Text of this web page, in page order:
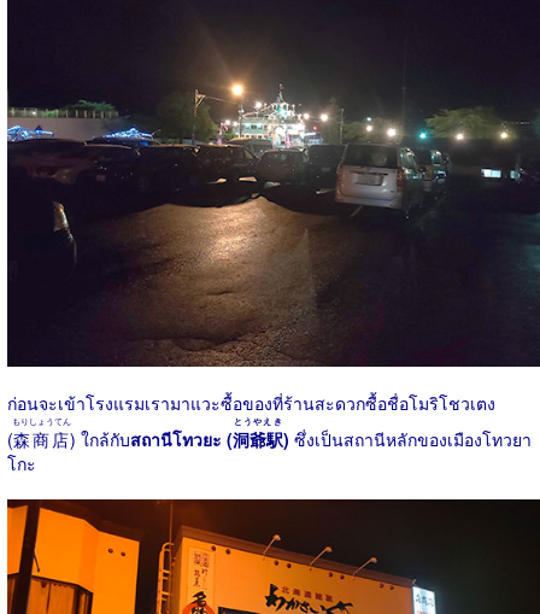
ก่อนจะเข้าโรงแรมเรามาแวะซื้อของที่ร้านสะดวกซื้อชื่อโมริโชวเตง
(森商店
もりしょうてん
) ใกล้กับสถานีโทวยะ (洞爺駅
とうやえき
) ซึ่งเป็นสถานีหลักของเมืองโทวยา
โกะ